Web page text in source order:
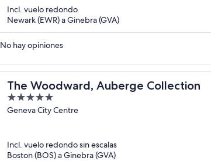
5
Incl. vuelo redondo
Newark (EWR) a Ginebra (GVA)
No hay opiniones
The Woodward, Auberge Collection
5
out
Geneva City Centre
Incl. vuelo redondo sin escalas
Boston (BOS) a Ginebra (GVA)